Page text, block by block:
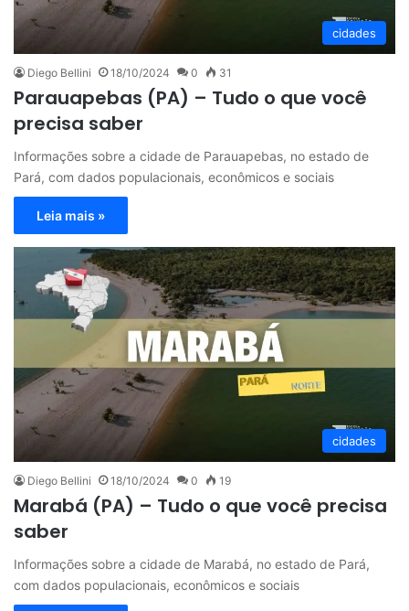
cidades
Diego Bellini 18/10/2024 0 31
Parauapebas (PA) – Tudo o que você
precisa saber
Informações sobre a cidade de Parauapebas, no estado de
Pará, com dados populacionais, econômicos e sociais
Leia mais »
cidades
Diego Bellini 18/10/2024 0 19
Marabá (PA) – Tudo o que você precisa
saber
Informações sobre a cidade de Marabá, no estado de Pará,
com dados populacionais, econômicos e sociais